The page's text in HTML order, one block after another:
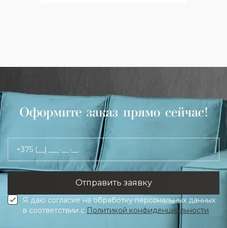
Оформите заказ прямо сейчас!
+375 (__) ___-__-__
Я даю согласие на обработку персональных данных
в соответствии с Политикой конфиденциальности